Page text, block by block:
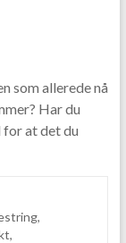
som allerede nå
Har du
for at det du
,
,